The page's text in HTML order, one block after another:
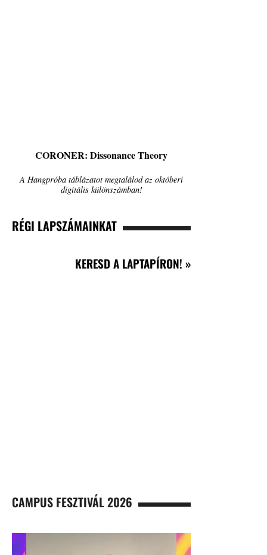
CORONER: Dissonance Theory
A Hangpróba táblázatot megtalálod az októberi
digitális különszámban!
RÉGI LAPSZÁMAINKAT
KERESD A LAPTAPÍRON! »
CAMPUS FESZTIVÁL 2026